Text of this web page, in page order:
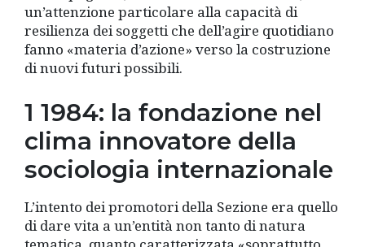
un’attenzione particolare alla capacità di
resilienza dei soggetti che dell’agire quotidiano
fanno «materia d’azione» verso la costruzione
di nuovi futuri possibili.
1 1984: la fondazione nel
clima innovatore della
sociologia internazionale
L’intento dei promotori della Sezione era quello
di dare vita a un’entità non tanto di natura